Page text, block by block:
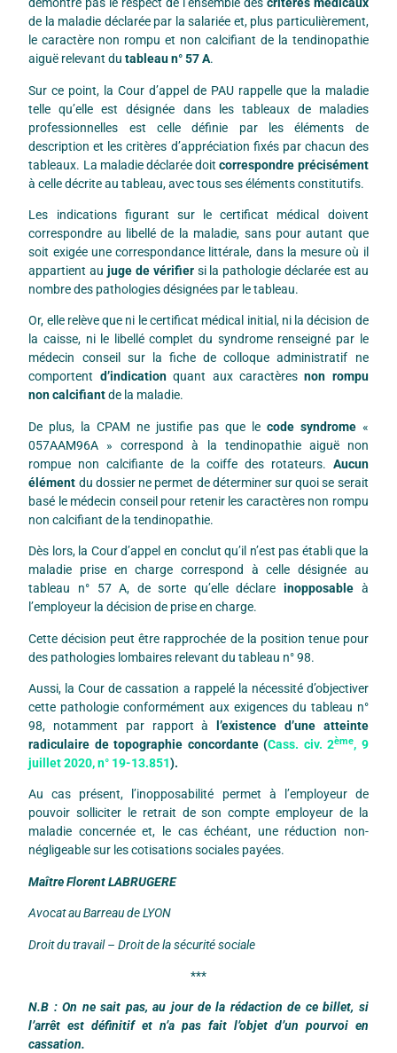
démontre pas le respect de l’ensemble des critères médicaux
de la maladie déclarée par la salariée et, plus particulièrement,
le caractère non rompu et non calcifiant de la tendinopathie
aiguë relevant dutableau n° 57 A.
Sur ce point, la Cour d’appel de PAU rappelle que la maladie
telle qu’elle est désignée dans les tableaux de maladies
professionnelles est celle définie par les éléments de
description et les critères d’appréciation fixés par chacun des
tableaux. La maladie déclarée doitcorrespondre précisément
à celle décrite au tableau, avec tous ses éléments constitutifs.
Les indications figurant sur le certificat médical doivent
correspondre au libellé de la maladie, sans pour autant que
soit exigée une correspondance littérale, dans la mesure où il
appartient aujuge de vérifiersi la pathologie déclarée est au
nombre des pathologies désignées par le tableau.
Or, elle relève que ni le certificat médical initial, ni la décision de
la caisse, ni le libellé complet du syndrome renseigné par le
médecin conseil sur la fiche de colloque administratif ne
comportent d’indicationquant aux caractèresnon rompu
non calcifiantde la maladie.
De plus, la CPAM ne justifie pas que le code syndrome«
057AAM96A » correspond à la tendinopathie aiguë non
rompue non calcifiante de la coiffe des rotateurs. Aucun
élément du dossier ne permet de déterminer sur quoi se serait
basé le médecin conseil pour retenir les caractères non rompu
non calcifiant de la tendinopathie.
Dès lors, la Cour d’appel en conclut qu’il n’est pas établi que la
maladie prise en charge correspond à celle désignée au
tableau n° 57 A, de sorte qu’elle déclareinopposable à
l’employeur la décision de prise en charge.
Cette décision peut être rapprochée de la position tenue pour
des pathologies lombaires relevant du tableau n° 98.
Aussi, la Cour de cassation a rappelé la nécessité d’objectiver
cette pathologie conformément aux exigences du tableau n°
98, notamment par rapport à l’existence d’une atteinte
radiculaire de topographie concordante (Cass. civ. 2ème, 9
juillet 2020, n° 19-13.851).
Au cas présent, l’inopposabilité permet à l’employeur de
pouvoir solliciter le retrait de son compte employeur de la
maladie concernée et, le cas échéant, une réduction non-
négligeable sur les cotisations sociales payées.
Maître Florent LABRUGERE
Avocat au Barreau de LYON
Droit du travail – Droit de la sécurité sociale
***
N.B : On ne sait pas, au jour de la rédaction de ce billet, si
l’arrêt est définitif et n’a pas fait l’objet d’un pourvoi en
cassation.